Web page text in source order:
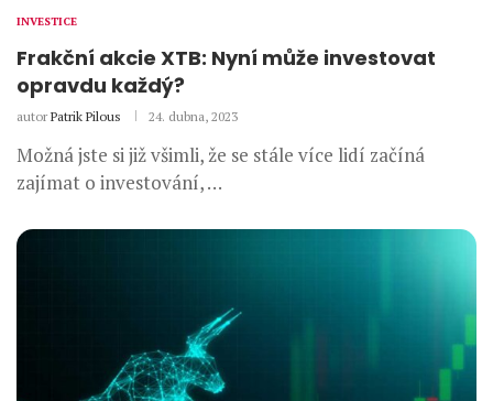
INVESTICE
Frakční akcie XTB: Nyní může investovat
opravdu každý?
autor Patrik Pilous 24. dubna, 2023
Možná jste si již všimli, že se stále více lidí začíná
zajímat o investování, …